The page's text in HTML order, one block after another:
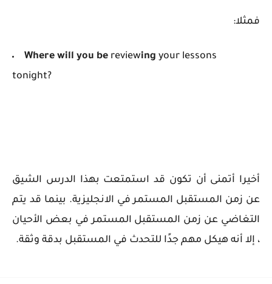
فمثلا:
Where will you be reviewing your lessons
tonight?
أخيرا أتمنى أن تكون قد استمتعت بهذا الدرس الشيق
عن زمن المستقبل المستمر في الانجليزية. بينما قد يتم
التغاضي عن زمن المستقبل المستمر في بعض الأحيان
، إلا أنه هيكل مهم جدًا للتحدث في المستقبل بدقة وثقة.